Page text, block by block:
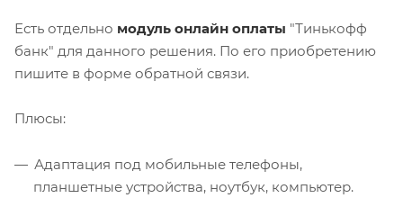
Есть отдельно модуль онлайн оплаты "Тинькофф
банк" для данного решения. По его приобретению
пишите в форме обратной связи.
Плюсы:
Адаптация под мобильные телефоны,
планшетные устройства, ноутбук, компьютер.